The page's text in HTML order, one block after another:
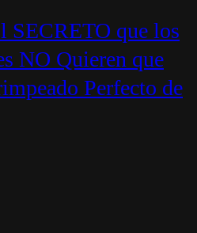
SECRETO que los
NO Quieren que
Perfecto de